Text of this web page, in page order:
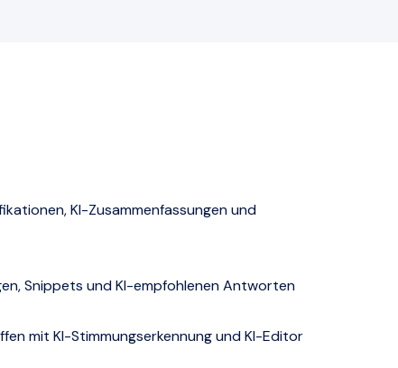
KI-Zusammenfassungen und
Snippets und KI-empfohlenen Antworten
mit KI-Stimmungserkennung und KI-Editor